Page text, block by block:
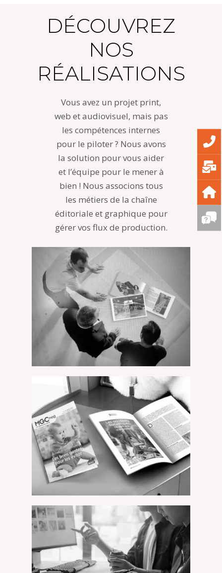
DÉCOUVREZ
NOS
RÉALISATIONS
Vous avez un projet print,
web et audiovisuel, mais pas
les compétences internes
pour le piloter ? Nous avons
la solution pour vous aider
et l’équipe pour le mener à
bien ! Nous associons tous
les métiers de la chaîne
éditoriale et graphique pour
gérer vos flux de production.
GERGONNE – Livre d’entreprise
MGC – MGC Mag n°36